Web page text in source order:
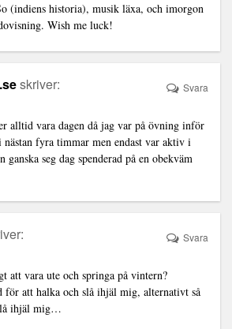
(indiens historia), musik läxa, och imorgon
Wish me luck!
skriver:
alltid vara dagen då jag var på övning inför
nästan fyra timmar men endast var aktiv i
seg dag spenderad på en obekväm
Svara
att vara ute och springa på vintern?
för att halka och slå ihjäl mig, alternativt så
ihjäl mig…
Svara